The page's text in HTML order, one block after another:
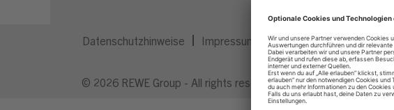
Datenschutzhinweise Impressum Privatsphäre-
© 2026 REWE Group - All rights reserved